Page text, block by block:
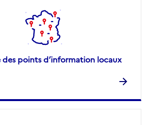
points d’information locaux